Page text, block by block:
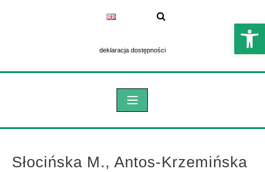
deklaracja dostępności
Słocińska M., Antos-Krzemińska